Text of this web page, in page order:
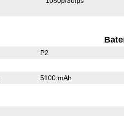
P2
5100 mAh